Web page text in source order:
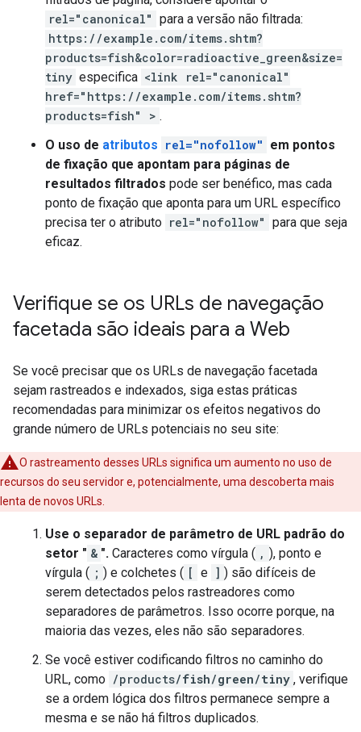
rel="canonical" para a versão não filtrada:
https://example.com/items.shtm?
products=fish&color=radioactive_green&size=
tiny especifica <link rel="canonical"
href="https://example.com/items.shtm?
products=fish" > .
O uso de atributos rel="nofollow" em pontos
de fixação que apontam para páginas de
resultados filtrados pode ser benéfico, mas cada
ponto de fixação que aponta para um URL específico
precisa ter o atributo rel="nofollow" para que seja
eficaz.
Verifique se os URLs de navegação
facetada são ideais para a Web
Se você precisar que os URLs de navegação facetada
sejam rastreados e indexados, siga estas práticas
recomendadas para minimizar os efeitos negativos do
grande número de URLs potenciais no seu site:
O rastreamento desses URLs significa um aumento no uso de
recursos do seu servidor e, potencialmente, uma descoberta mais
lenta de novos URLs.
Use o separador de parâmetro de URL padrão do
setor " & ". Caracteres como vírgula ( , ), ponto e
vírgula ( ; ) e colchetes ( [ e ] ) são difíceis de
serem detectados pelos rastreadores como
separadores de parâmetros. Isso ocorre porque, na
maioria das vezes, eles não são separadores.
Se você estiver codificando filtros no caminho do
URL, como /products/fish/green/tiny , verifique
se a ordem lógica dos filtros permanece sempre a
mesma e se não há filtros duplicados.